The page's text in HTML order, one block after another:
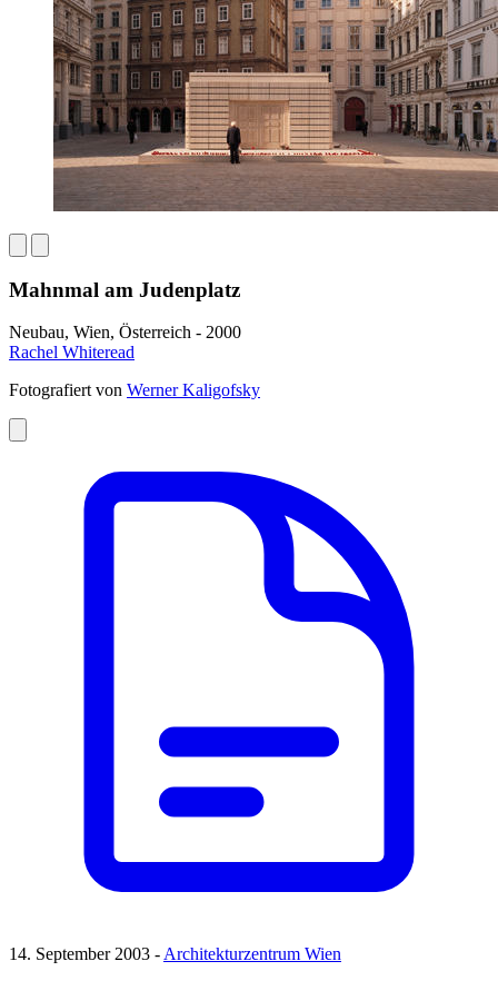
Mahnmal am Judenplatz
Neubau, Wien, Österreich - 2000
Rachel Whiteread
Fotografiert von Werner Kaligofsky
14. September 2003 -Architekturzentrum Wien